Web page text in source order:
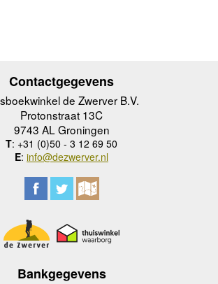
Contactgegevens
de Zwerver B.V.
Protonstraat 13C
9743 AL Groningen
T: +31 (0)50 - 3 12 69 50
E: info@dezwerver.nl
Bankgegevens